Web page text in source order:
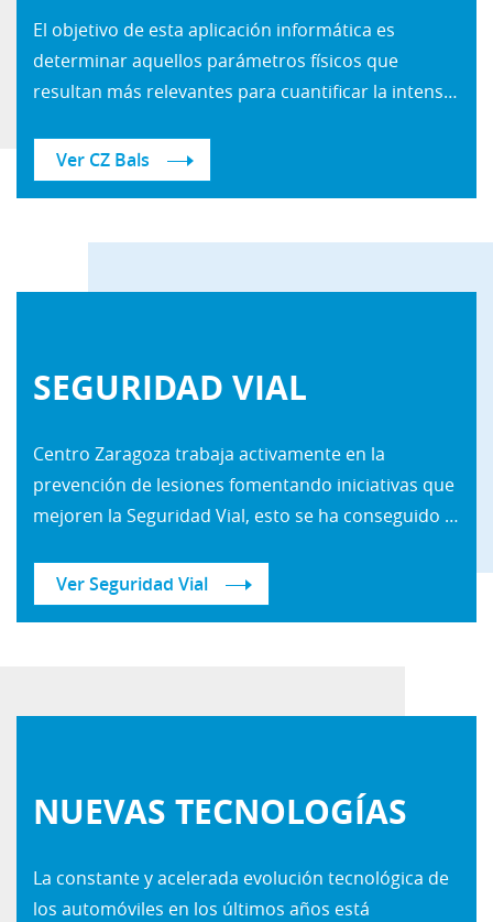
El objetivo de esta aplicación informática es
determinar aquellos parámetros físicos que
resultan más relevantes para cuantificar la intensidad de una colisión por alcance.
Ver CZ Bals
SEGURIDAD VIAL
Centro Zaragoza trabaja activamente en la
prevención de lesiones fomentando iniciativas que
mejoren la Seguridad Vial, esto se ha conseguido a través las siguientes acciones:
Ver Seguridad Vial
NUEVAS TECNOLOGÍAS
La constante y acelerada evolución tecnológica de
los automóviles en los últimos años está